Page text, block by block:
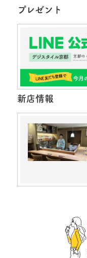
プレゼント
新店情報